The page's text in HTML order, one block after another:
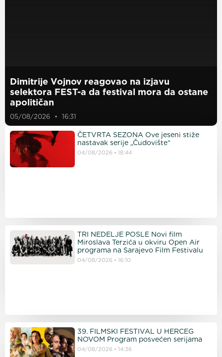
Dimitrije Vojnov reagovao na izjavu
selektora FEST-a da festival mora da ostane
apolitičan
05/08/2026 16:31
ČETVRTA SEZONA Ove jeseni stiže
nastavak serije „Čudovište“
04/08/2026 18:44
TRI NEDELJE POSLE Novi film
Miroslava Terzića u okviru Open Air
programa na Sarajevo Film Festivalu
04/08/2026 16:10
39. FILMSKI FESTIVAL U HERCEG
NOVOM Program posvećen serijama
04/08/2026 14:36